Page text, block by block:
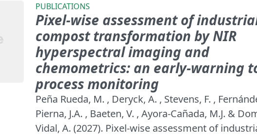
PUBLICATIONS
Pixel-wise assessment of
compost transformation by NIR
hyperspectral imaging and
chemometrics: an early-warning
process monitoring
Peña Rueda, M. , Deryck, A. , Stevens, F. ,
Pierna, J.A. , Baeten, V. , Ayora-Cañada, M.J. &
Vidal, A. (2027). Pixel-wise assessment of